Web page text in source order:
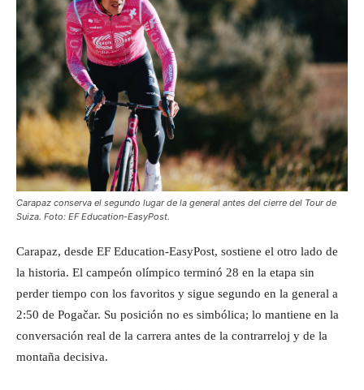
Carapaz conserva el segundo lugar de la general antes del cierre del Tour de
Suiza. Foto: EF Education-EasyPost.
Carapaz, desde EF Education-EasyPost, sostiene el otro lado de
la historia. El campeón olímpico terminó 28 en la etapa sin
perder tiempo con los favoritos y sigue segundo en la general a
2:50 de Pogačar. Su posición no es simbólica; lo mantiene en la
conversación real de la carrera antes de la contrarreloj y de la
montaña decisiva.